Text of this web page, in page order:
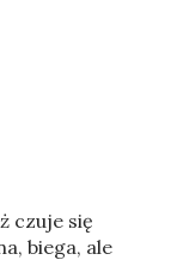
czuje się
biega, ale